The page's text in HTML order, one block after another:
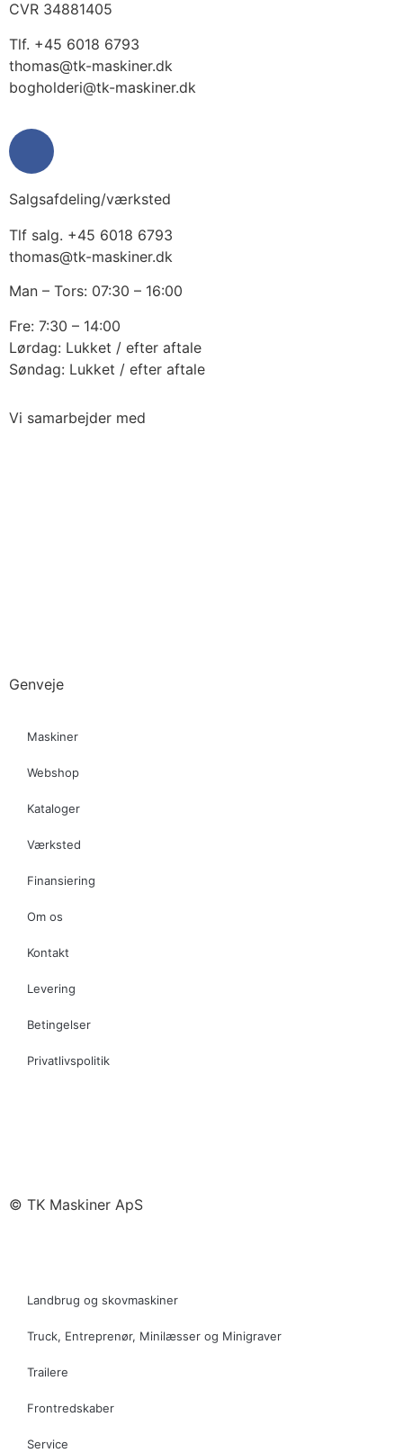
CVR 34881405
​Tlf. +45 6018 6793
thomas@tk-maskiner.dk
bogholderi@tk-maskiner.dk
Salgsafdeling/værksted
Tlf salg. +45 6018 6793
thomas@tk-maskiner.dk
Man – Tors: 07:30 – 16:00
Fre: 7:30 – 14:00
Lørdag: Lukket / efter aftale
Søndag: Lukket / efter aftale
Vi samarbejder med
Genveje
Maskiner
Webshop
Kataloger
Værksted
Finansiering
Om os
Kontakt
Levering
Betingelser
Privatlivspolitik
© TK Maskiner ApS
Landbrug og skovmaskiner
Truck, Entreprenør, Minilæsser og Minigraver
Trailere
Frontredskaber
Service